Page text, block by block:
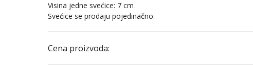
Visina jedne svećice: 7 cm
Svećice se prodaju pojedinačno.
Cena proizvoda: